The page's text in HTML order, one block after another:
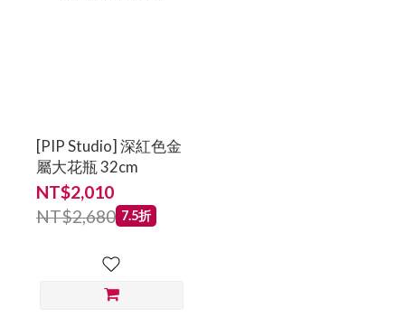
[PIP Studio] 深紅色金
屬大花瓶 32cm
NT$2,010
NT$2,680 7.5折